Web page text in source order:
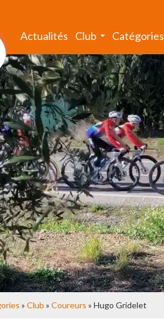
Actualités Club Catégories
» Club » Coureurs » Hugo Gridelet